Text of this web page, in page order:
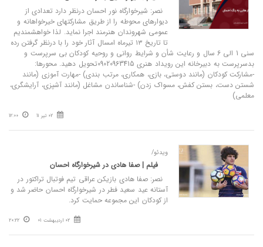
نصر: شیرخوارگاه نور احسان درنظر دارد تعدادی از
دیوارهای محوطه را از طریق مشارکتهای خیرخواهانه و
عمومی شهروندان هنرمند اجرا نماید. ️لذا خواهشمندیم
تا تاریخ ۱۳ تیرماه امسال آثار خود را با درنظر گرفتن رده
سنی 1 الی 6 سال و رعایت شأن و شرایط روانی و روحیه کودکان بی سرپرست و
بدسرپرست به دبیرخانه این رویداد هنری 09020963415تحویل دهید. ️محورها:
-مشارکت کودکان (مانند دوستی، بازی، همکاری، مرتب بندی) -مهارت آموزی (مانند
شستن دست، بستن کفش، مسواک زدن) -شناساندن مشاغل (مانند آشپزی، آرایشگری،
معلمی)
02 تیر 11 12:00
ویدئو/
فیلم | صفا‌ هادی در شیرخوارگاه احسان
ن️صر: صفا هادی بازیکن عراقی تیم فوتبال تراکتور در
آستانه عید سعید فطر در شیرخوارگاه احسان حاضر شد و
از کودکان این مجموعه حمایت کرد.
02 اردیبهشت 01 20:22